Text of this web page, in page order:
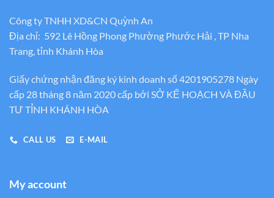
Công ty TNHH XD&CN Quỳnh An
Địa chỉ: 592 Lê Hồng Phong Phường Phước Hải , TP Nha
Trang, tỉnh Khánh Hòa
Giấy chứng nhận đăng ký kinh doanh số 4201905278 Ngày
cấp 28 tháng 8 năm 2020 cấp bới SỞ KẾ HOẠCH VÀ ĐẦU
TƯ TỈNH KHÁNH HÒA
CALL US E-MAIL
My account